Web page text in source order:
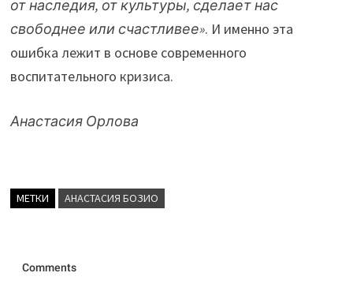
от наследия, от культуры, сделает нас
свободнее или счастливее». И именно эта
ошибка лежит в основе современного
воспитательного кризиса.
Анастасия Орлова
МЕТКИ АНАСТАСИЯ БОЗИО